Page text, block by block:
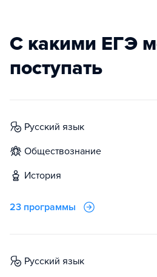
С какими ЕГЭ
поступать
русский язык
обществознание
история
23 программы
русский язык